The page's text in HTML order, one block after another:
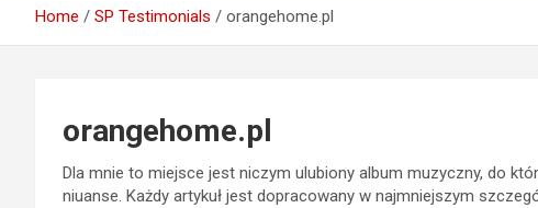
Home SP Testimonials orangehome.pl
orangehome.pl
Dla mnie to miejsce jest niczym ulubiony album muzyczny, do
niuanse. Każdy artykuł jest dopracowany w najmniejszym